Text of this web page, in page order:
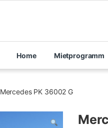
Home Mietprogramm
Mercedes PK 36002 G